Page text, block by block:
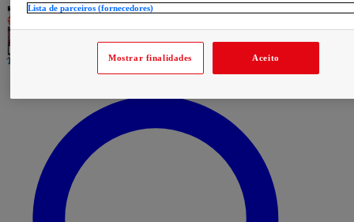
Lista de parceiros (fornecedores)
Mostrar finalidades Aceito